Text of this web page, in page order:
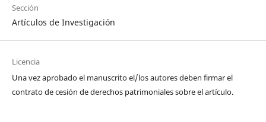
Sección
Artículos de Investigación
Licencia
Una vez aprobado el manuscrito el/los autores deben firmar el
contrato de cesión de derechos patrimoniales sobre el artículo.